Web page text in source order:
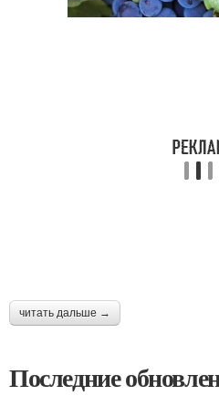
читать дальше →
Последние